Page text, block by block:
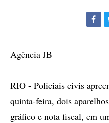
Agência JB
RIO - Policiais civis
quinta-feira, dois
gráfico e nota fiscal, em